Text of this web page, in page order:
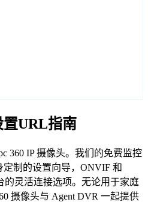
置URL指南
360 IP 摄像头。我们的免费监控
定制的设置向导，ONVIF 和
的灵活连接选项。无论用于家庭
摄像头与 Agent DVR 一起提供